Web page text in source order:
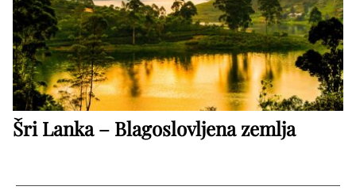
Šri Lanka – Blagoslovljena zemlja